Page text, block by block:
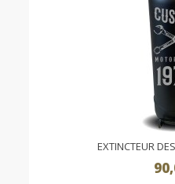
EXTINCTEUR